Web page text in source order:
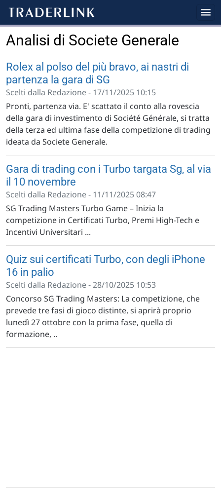
Analisi di Societe Generale
Rolex al polso del più bravo, ai nastri di
partenza la gara di SG
Scelti dalla Redazione - 17/11/2025 10:15
Pronti, partenza via. E' scattato il conto alla rovescia
della gara di investimento di Société Générale, si tratta
della terza ed ultima fase della competizione di trading
ideata da Societe Generale.
Gara di trading con i Turbo targata Sg, al via
il 10 novembre
Scelti dalla Redazione - 11/11/2025 08:47
SG Trading Masters Turbo Game – Inizia la
competizione in Certificati Turbo, Premi High-Tech e
Incentivi Universitari ...
Quiz sui certificati Turbo, con degli iPhone
16 in palio
Scelti dalla Redazione - 28/10/2025 10:53
Concorso SG Trading Masters: La competizione, che
prevede tre fasi di gioco distinte, si aprirà proprio
lunedì 27 ottobre con la prima fase, quella di
formazione, ..